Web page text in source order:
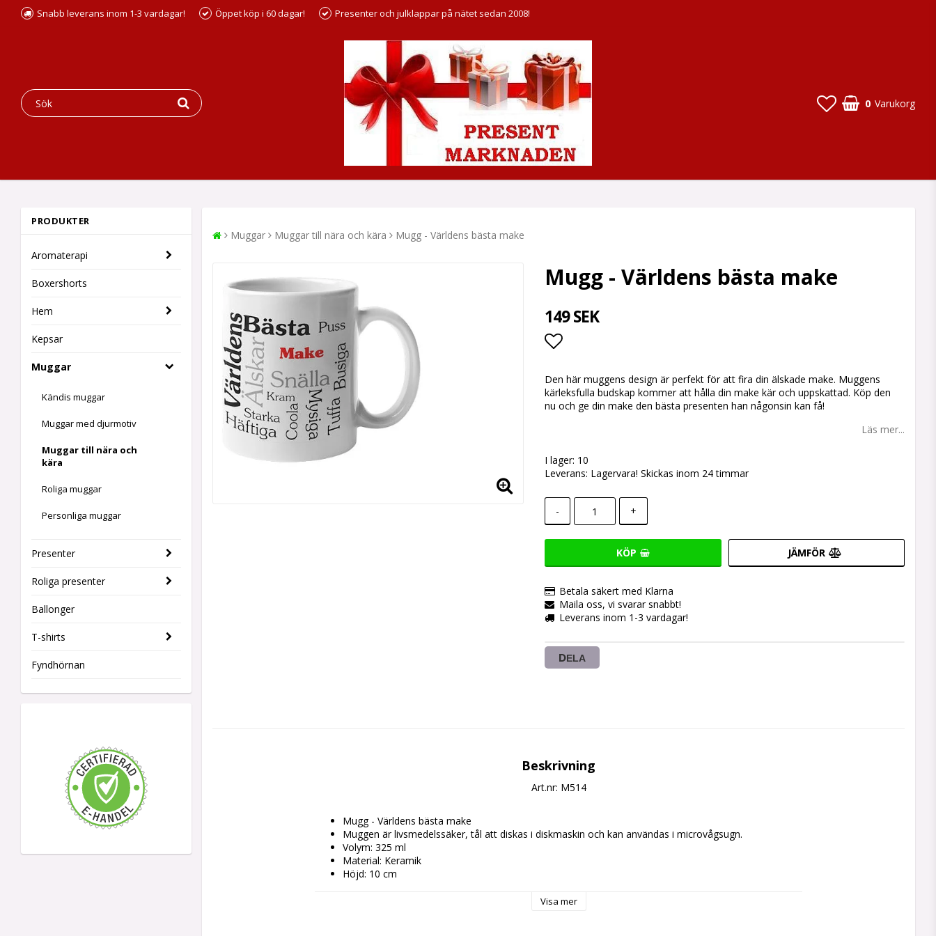
Snabb leverans inom 1-3 vardagar! Öppet köp i 60 dagar! Presenter och julklappar på nätet sedan 2008!
0 Varukorg
PRODUKTER
Aromaterapi
Boxershorts
Hem
Kepsar
Muggar
Kändis muggar
Muggar med djurmotiv
Muggar till nära och
kära
Roliga muggar
Personliga muggar
Presenter
Roliga presenter
Ballonger
T-shirts
Fyndhörnan
Muggar Muggar till nära och kära Mugg - Världens bästa make
Mugg - Världens bästa make
149 SEK
Den här muggens design är perfekt för att fira din älskade make. Muggens
kärleksfulla budskap kommer att hålla din make kär och uppskattad. Köp den
nu och ge din make den bästa presenten han någonsin kan få!
Läs mer...
I lager: 10
Leverans: Lagervara! Skickas inom 24 timmar
- +
KÖP JÄMFÖR
Betala säkert med Klarna
Maila oss, vi svarar snabbt!
Leverans inom 1-3 vardagar!
DELA
Beskrivning
Art.nr: M514
Mugg - Världens bästa make
Muggen är livsmedelssäker, tål att diskas i diskmaskin och kan användas i microvågsugn.
Volym: 325 ml
Material: Keramik
Höjd: 10 cm
Visa mer